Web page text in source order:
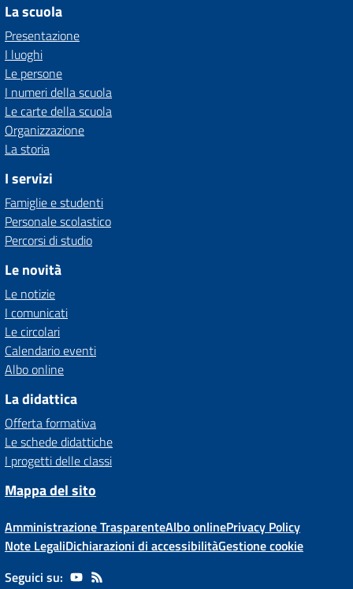
La scuola
Presentazione
I luoghi
Le persone
I numeri della scuola
Le carte della scuola
Organizzazione
La storia
I servizi
Famiglie e studenti
Personale scolastico
Percorsi di studio
Le novità
Le notizie
I comunicati
Le circolari
Calendario eventi
Albo online
La didattica
Offerta formativa
Le schede didattiche
I progetti delle classi
Mappa del sito
Amministrazione TrasparenteAlbo onlinePrivacy Policy
Note LegaliDichiarazioni di accessibilitàGestione cookie
Seguici su: